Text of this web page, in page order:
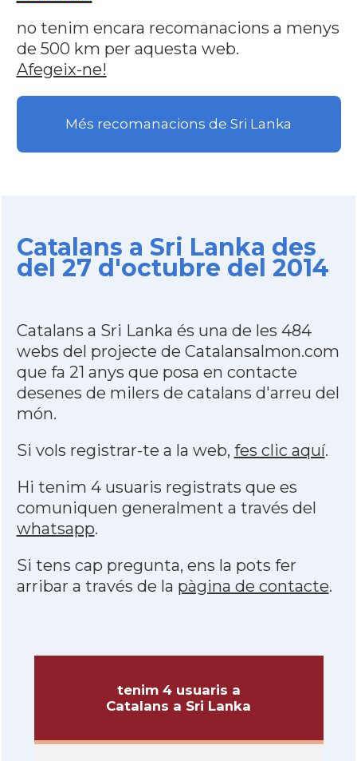
no tenim encara recomanacions a menys
de 500 km per aquesta web.
Afegeix-ne!
Més recomanacions de Sri Lanka
Catalans a Sri Lanka des
del 27 d'octubre del 2014
Catalans a Sri Lanka és una de les 484
webs del projecte de Catalansalmon.com
que fa 21 anys que posa en contacte
desenes de milers de catalans d'arreu del
món.
Si vols registrar-te a la web, fes clic aquí.
Hi tenim 4 usuaris registrats que es
comuniquen generalment a través del
whatsapp.
Si tens cap pregunta, ens la pots fer
arribar a través de la pàgina de contacte.
tenim 4 usuaris a
Catalans a Sri Lanka